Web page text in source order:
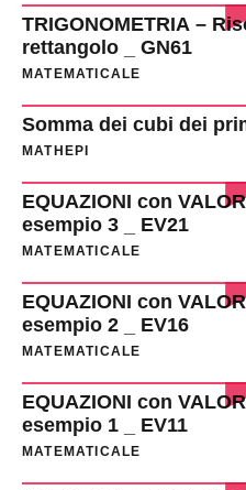
TRIGONOMETRIA –
rettangolo _ GN61
MATEMATICALE
Somma dei cubi dei
MATHEPI
EQUAZIONI con
esempio 3 _ EV21
MATEMATICALE
EQUAZIONI con
esempio 2 _ EV16
MATEMATICALE
EQUAZIONI con
esempio 1 _ EV11
MATEMATICALE